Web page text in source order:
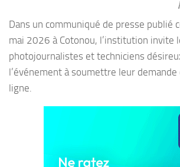
Dans un communiqué de presse publié
mai 2026 à Cotonou, l’institution invite
photojournalistes et techniciens
l’événement à soumettre leur
ligne.